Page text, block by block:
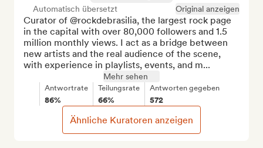
Automatisch übersetzt
Original anzeigen
Curator of @rockdebrasilia, the largest rock page
in the capital with over 80,000 followers and 1.5
million monthly views. I act as a bridge between
new artists and the real audience of the scene,
with experience in playlists, events, and m...
Mehr sehen
Antwortrate
86%
Teilungsrate
66%
Antworten gegeben
572
Ähnliche Kuratoren anzeigen